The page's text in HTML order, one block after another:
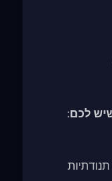
לכם: